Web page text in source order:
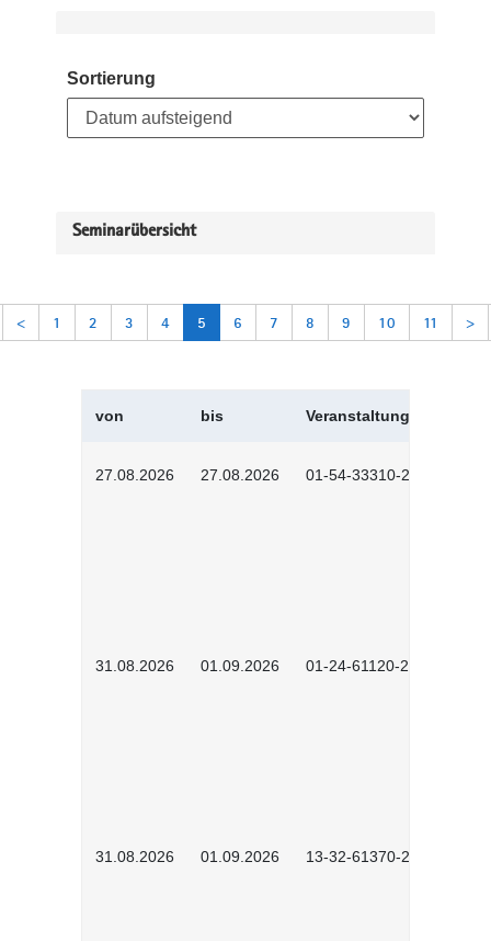
Sortierung
Seminarübersicht
< 1 2 3 4 5 6 7 8 9 10 11 >
von bis Veranstaltungskürzel
27.08.2026 27.08.2026 01-54-33310-2608
31.08.2026 01.09.2026 01-24-61120-2602
31.08.2026 01.09.2026 13-32-61370-2602